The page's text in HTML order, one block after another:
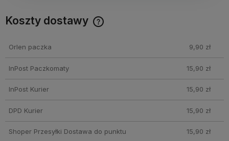
Koszty dostawy
Orlen paczka 9,90 zł
InPost Paczkomaty 15,90 zł
InPost Kurier 15,90 zł
DPD Kurier 15,90 zł
Shoper Przesyłki Dostawa do punktu 15,90 zł